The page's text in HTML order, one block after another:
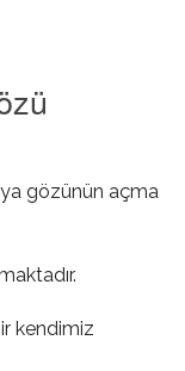
hakkında
gözünün açma
kendimiz